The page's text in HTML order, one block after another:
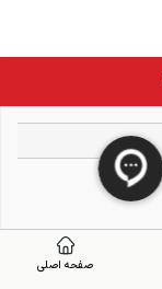
صفحه اصلی